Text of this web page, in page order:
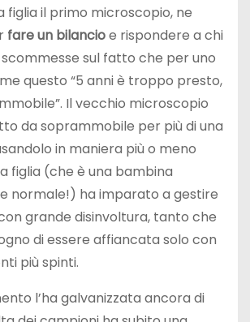
figlia il primo microscopio, ne
fare un bilancioe rispondere a chi
sul fatto che per uno
questo “5 anni è troppo presto,
Il vecchio microscopio
da soprammobile per più di una
in maniera più o meno
figlia (che è una bambina
normale!) ha imparato a gestire
grande disinvoltura, tanto che
di essere affiancata solo con
più spinti.
l’ha galvanizzata ancora di